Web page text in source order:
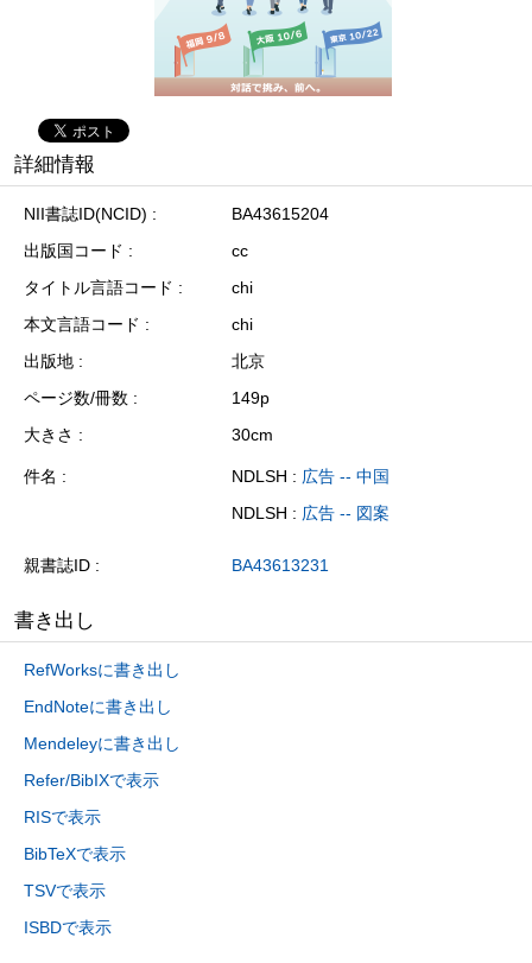
詳細情報
NII書誌ID(NCID)
BA43615204
出版国コード
cc
タイトル言語コード
chi
本文言語コード
chi
出版地
北京
ページ数/冊数
149p
大きさ
30cm
件名 NDLSH : 広告 -- 中国
NDLSH : 広告 -- 図案
親書誌ID BA43613231
書き出し
RefWorksに書き出し
EndNoteに書き出し
Mendeleyに書き出し
Refer/BibIXで表示
RISで表示
BibTeXで表示
TSVで表示
ISBDで表示